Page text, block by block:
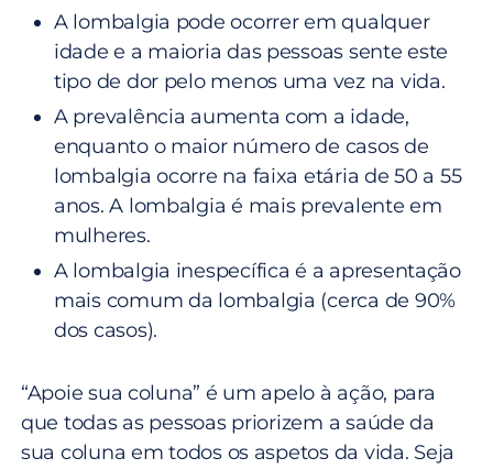
A lombalgia pode ocorrer em qualquer
idade e a maioria das pessoas sente este
tipo de dor pelo menos uma vez na vida.
A prevalência aumenta com a idade,
enquanto o maior número de casos de
lombalgia ocorre na faixa etária de 50 a 55
anos. A lombalgia é mais prevalente em
mulheres.
A lombalgia inespecífica é a apresentação
mais comum da lombalgia (cerca de 90%
dos casos).
“Apoie sua coluna” é um apelo à ação, para
que todas as pessoas priorizem a saúde da
sua coluna em todos os aspetos da vida. Seja